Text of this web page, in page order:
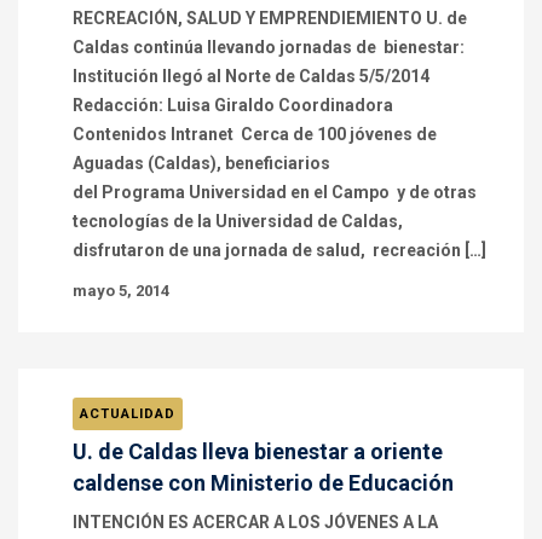
RECREACIÓN, SALUD Y EMPRENDIEMIENTO U. de
Caldas continúa llevando jornadas de bienestar:
Institución llegó al Norte de Caldas 5/5/2014
Redacción: Luisa Giraldo Coordinadora
Contenidos Intranet Cerca de 100 jóvenes de
Aguadas (Caldas), beneficiarios
del Programa Universidad en el Campo y de otras
tecnologías de la Universidad de Caldas,
disfrutaron de una jornada de salud, recreación […]
mayo 5, 2014
ACTUALIDAD
U. de Caldas lleva bienestar a oriente
caldense con Ministerio de Educación
INTENCIÓN ES ACERCAR A LOS JÓVENES A LA